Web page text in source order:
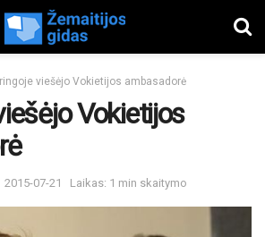
viešėjo Vokietijos ambasadorė
Vokietijos
2015-07-21 Laikas: 1 min skaitymo